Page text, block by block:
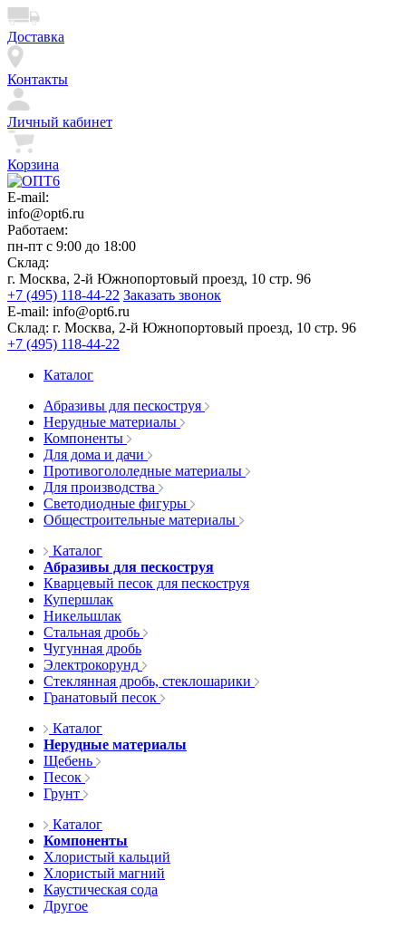
Доставка
Контакты
Личный кабинет
Корзина
E-mail:
info@opt6.ru
Работаем:
пн-пт с 9:00 до 18:00
Склад:
г. Москва, 2-й Южнопортовый проезд, 10 стр. 96
+7 (495) 118-44-22 Заказать звонок
E-mail: info@opt6.ru
Склад: г. Москва, 2-й Южнопортовый проезд, 10 стр. 96
+7 (495) 118-44-22
Каталог
Абразивы для пескоструя
Нерудные материалы
Компоненты
Для дома и дачи
Противогололедные материалы
Для производства
Светодиодные фигуры
Общестроительные материалы
Каталог
Абразивы для пескоструя
Кварцевый песок для пескоструя
Купершлак
Никельшлак
Стальная дробь
Чугунная дробь
Электрокорунд
Стеклянная дробь, стеклошарики
Гранатовый песок
Каталог
Нерудные материалы
Щебень
Песок
Грунт
Каталог
Компоненты
Хлористый кальций
Хлористый магний
Каустическая сода
Другое